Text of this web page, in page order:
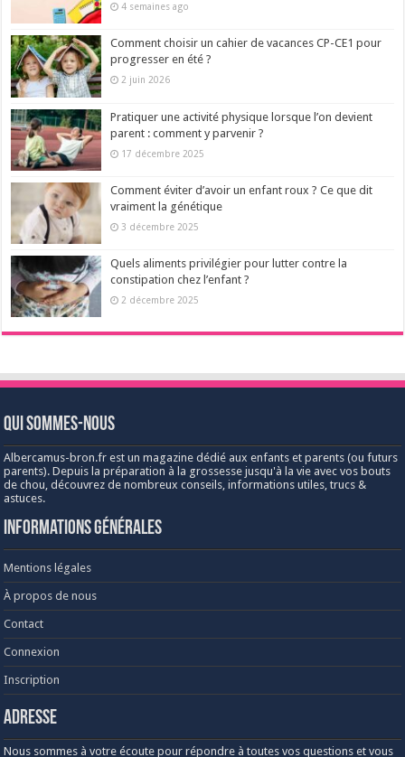
4 semaines ago
Comment choisir un cahier de vacances CP-CE1 pour
progresser en été ?
2 juin 2026
Pratiquer une activité physique lorsque l’on devient
parent : comment y parvenir ?
17 décembre 2025
Comment éviter d’avoir un enfant roux ? Ce que dit
vraiment la génétique
3 décembre 2025
Quels aliments privilégier pour lutter contre la
constipation chez l’enfant ?
2 décembre 2025
Qui sommes-nous
Albercamus-bron.fr est un magazine dédié aux enfants et parents (ou futurs
parents). Depuis la préparation à la grossesse jusqu'à la vie avec vos bouts
de chou, découvrez de nombreux conseils, informations utiles, trucs &
astuces.
Informations générales
Mentions légales
À propos de nous
Contact
Connexion
Inscription
Adresse
Nous sommes à votre écoute pour répondre à toutes vos questions et vous